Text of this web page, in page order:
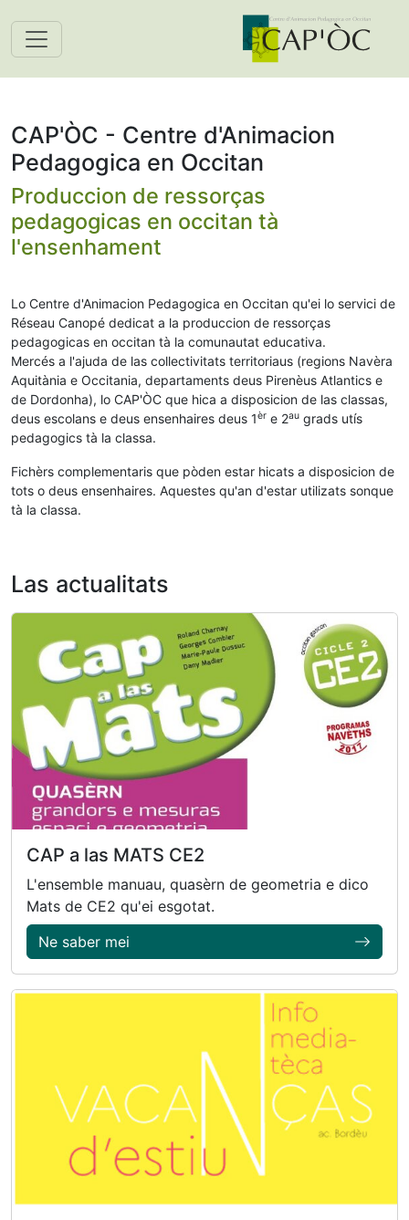
Benvenguda suu site de Cap'òc
CAP'ÒC - Centre d'Animacion
Pedagogica en Occitan
Produccion de ressorças
pedagogicas en occitan tà
l'ensenhament
Lo Centre d'Animacion Pedagogica en Occitan qu'ei lo servici de
Réseau Canopé dedicat a la produccion de ressorças
pedagogicas en occitan tà la comunautat educativa.
Mercés a l'ajuda de las collectivitats territoriaus (regions Navèra
Aquitània e Occitania, departaments deus Pirenèus Atlantics e
de Dordonha), lo CAP'ÒC que hica a disposicion de las classas,
deus escolans e deus ensenhaires deus 1èr e 2au grads utís
pedagogics tà la classa.
Fichèrs complementaris que pòden estar hicats a disposicion de
tots o deus ensenhaires. Aquestes qu'an d'estar utilizats sonque
tà la classa.
Las actualitats
CAP a las MATS CE2
L'ensemble manuau, quasèrn de geometria e dico
Mats de CE2 qu'ei esgotat.
Ne saber mei